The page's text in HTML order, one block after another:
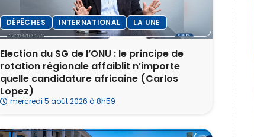
DÉPÊCHES INTERNATIONAL LA UNE
Election du SG de l’ONU : le principe de
rotation régionale affaiblit n’importe
quelle candidature africaine (Carlos
Lopez)
mercredi 5 août 2026 à 8h59